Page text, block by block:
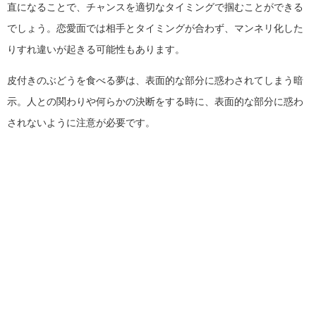
直になることで、チャンスを適切なタイミングで掴むことができる
でしょう。恋愛面では相手とタイミングが合わず、マンネリ化した
りすれ違いが起きる可能性もあります。
皮付きのぶどうを食べる夢は、表面的な部分に惑わされてしまう暗
示。人との関わりや何らかの決断をする時に、表面的な部分に惑わ
されないように注意が必要です。